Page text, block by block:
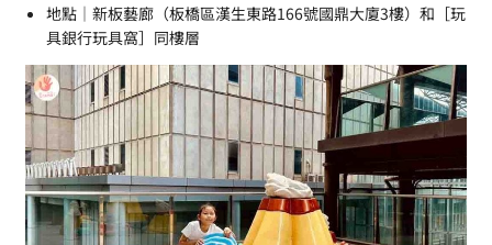
地點｜新板藝廊（板橋區漢生東路166號國鼎大廈3樓）和［玩
具銀行玩具窩］同樓層